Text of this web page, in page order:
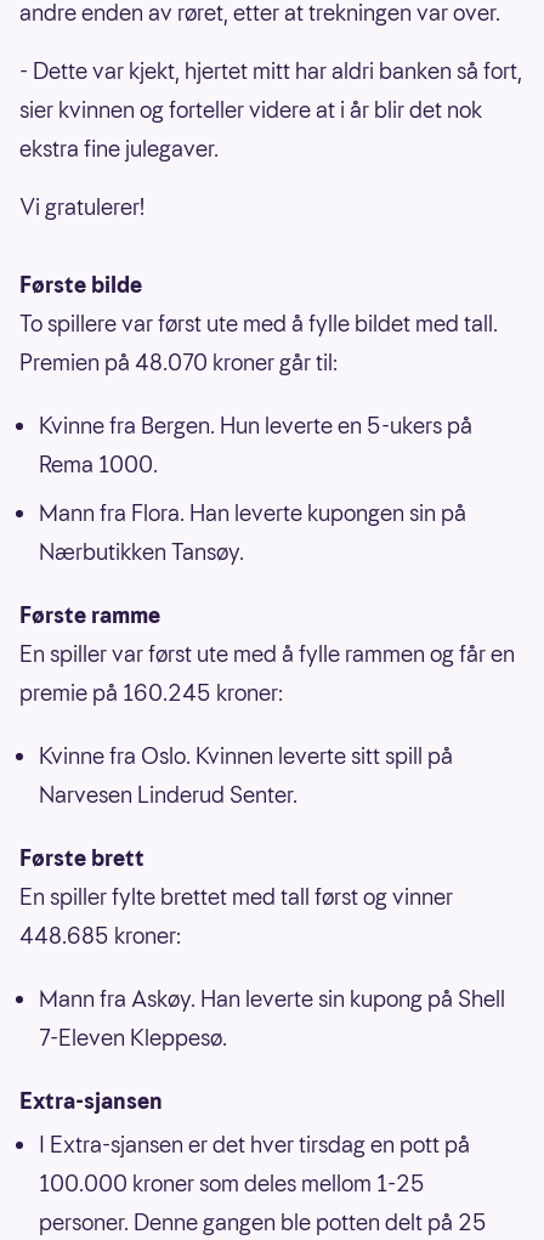
andre enden av røret, etter at trekningen var over.
- Dette var kjekt, hjertet mitt har aldri banken så fort,
sier kvinnen og forteller videre at i år blir det nok
ekstra fine julegaver.
Vi gratulerer!
Første bilde
To spillere var først ute med å fylle bildet med tall.
Premien på 48.070 kroner går til:
Kvinne fra Bergen. Hun leverte en 5-ukers på
Rema 1000.
Mann fra Flora. Han leverte kupongen sin på
Nærbutikken Tansøy.
Første ramme
En spiller var først ute med å fylle rammen og får en
premie på 160.245 kroner:
Kvinne fra Oslo. Kvinnen leverte sitt spill på
Narvesen Linderud Senter.
Første brett
En spiller fylte brettet med tall først og vinner
448.685 kroner:
Mann fra Askøy. Han leverte sin kupong på Shell
7-Eleven Kleppesø.
Extra-sjansen
I Extra-sjansen er det hver tirsdag en pott på
100.000 kroner som deles mellom 1-25
personer. Denne gangen ble potten delt på 25